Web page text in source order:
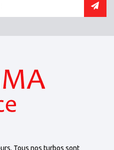
Tous nos turbos sont